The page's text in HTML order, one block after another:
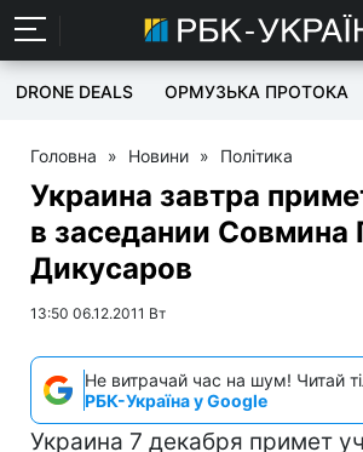
DRONE DEALS ОРМУЗЬКА ПРОТОКА
Головна » Новини » Політика
Украина завтра
в заседании
Дикусаров
13:50 06.12.2011 Вт
Не витрачай час на шум! Читай
РБК-Україна у Google
Украина 7 декабря примет